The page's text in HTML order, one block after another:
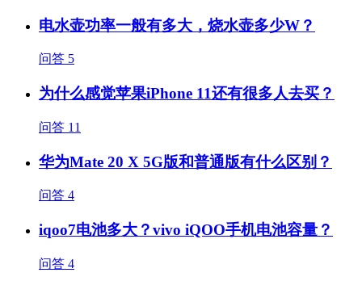
电水壶功率一般有多大，烧水壶多少W？
问答 5
为什么感觉苹果iPhone 11还有很多人去买？
问答 11
华为Mate 20 X 5G版和普通版有什么区别？
问答 4
iqoo7电池多大？vivo iQOO手机电池容量？
问答 4